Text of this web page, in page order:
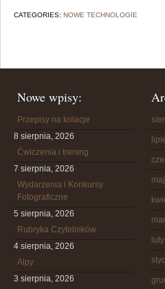
CATEGORIES: NOWE TECHNOLOGIE
Nowe wpisy:
Przepisy na kolacje
8 sierpnia, 2026
Ćwiczenia i trening
7 sierpnia, 2026
Wydarzenia i Konkursy
Fotograficzne
5 sierpnia, 2026
Rubryka Czytelników
4 sierpnia, 2026
Alpy
3 sierpnia, 2026